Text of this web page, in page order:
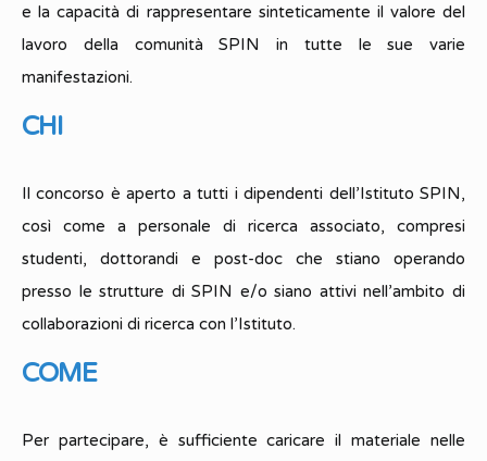
e la capacità di rappresentare sinteticamente il valore del
lavoro della comunità SPIN in tutte le sue varie
manifestazioni.
CHI
Il concorso è aperto a tutti i dipendenti dell’Istituto SPIN,
così come a personale di ricerca associato, compresi
studenti, dottorandi e post-doc che stiano operando
presso le strutture di SPIN e/o siano attivi nell’ambito di
collaborazioni di ricerca con l’Istituto.
COME
Per partecipare, è sufficiente caricare il materiale nelle